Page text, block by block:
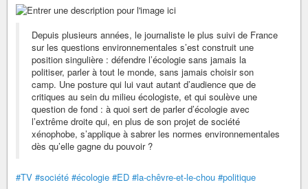
Depuis plusieurs années, le journaliste le plus suivi de France
sur les questions environnementales s’est construit une
position singulière : défendre l’écologie sans jamais la
politiser, parler à tout le monde, sans jamais choisir son
camp. Une posture qui lui vaut autant d’audience que de
critiques au sein du milieu écologiste, et qui soulève une
question de fond : à quoi sert de parler d’écologie avec
l’extrême droite qui, en plus de son projet de société
xénophobe, s’applique à sabrer les normes environnementales
dès qu’elle gagne du pouvoir ?
#TV #société #écologie #ED #la-chêvre-et-le-chou #politique